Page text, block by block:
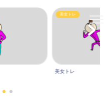
美女トレ
美女トレ